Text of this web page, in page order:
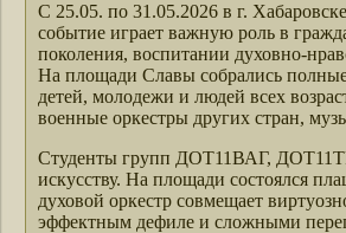
С 25.05. по 31.05.2026 в г.
событие играет важную роль в
поколения, воспитании духовно-
На площади Славы собрались
детей, молодежи и людей всех
военные оркестры других стран,
Студенты групп ДОТ11ВАГ,
искусству. На площади состоялся
духовой оркестр совмещает
эффектным дефиле и сложными